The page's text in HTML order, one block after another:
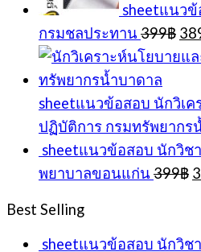
sheetแนว
กรมชลประทาน 399฿
sheetแนวข้อสอบ นักวิเ
ปฏิบัติการ กรมทรัพยากร
sheetแนวข้อสอบ นักวิช
พยาบาลขอนแก่น 399฿
Best Selling
sheetแนวข้อสอบ นักวิ